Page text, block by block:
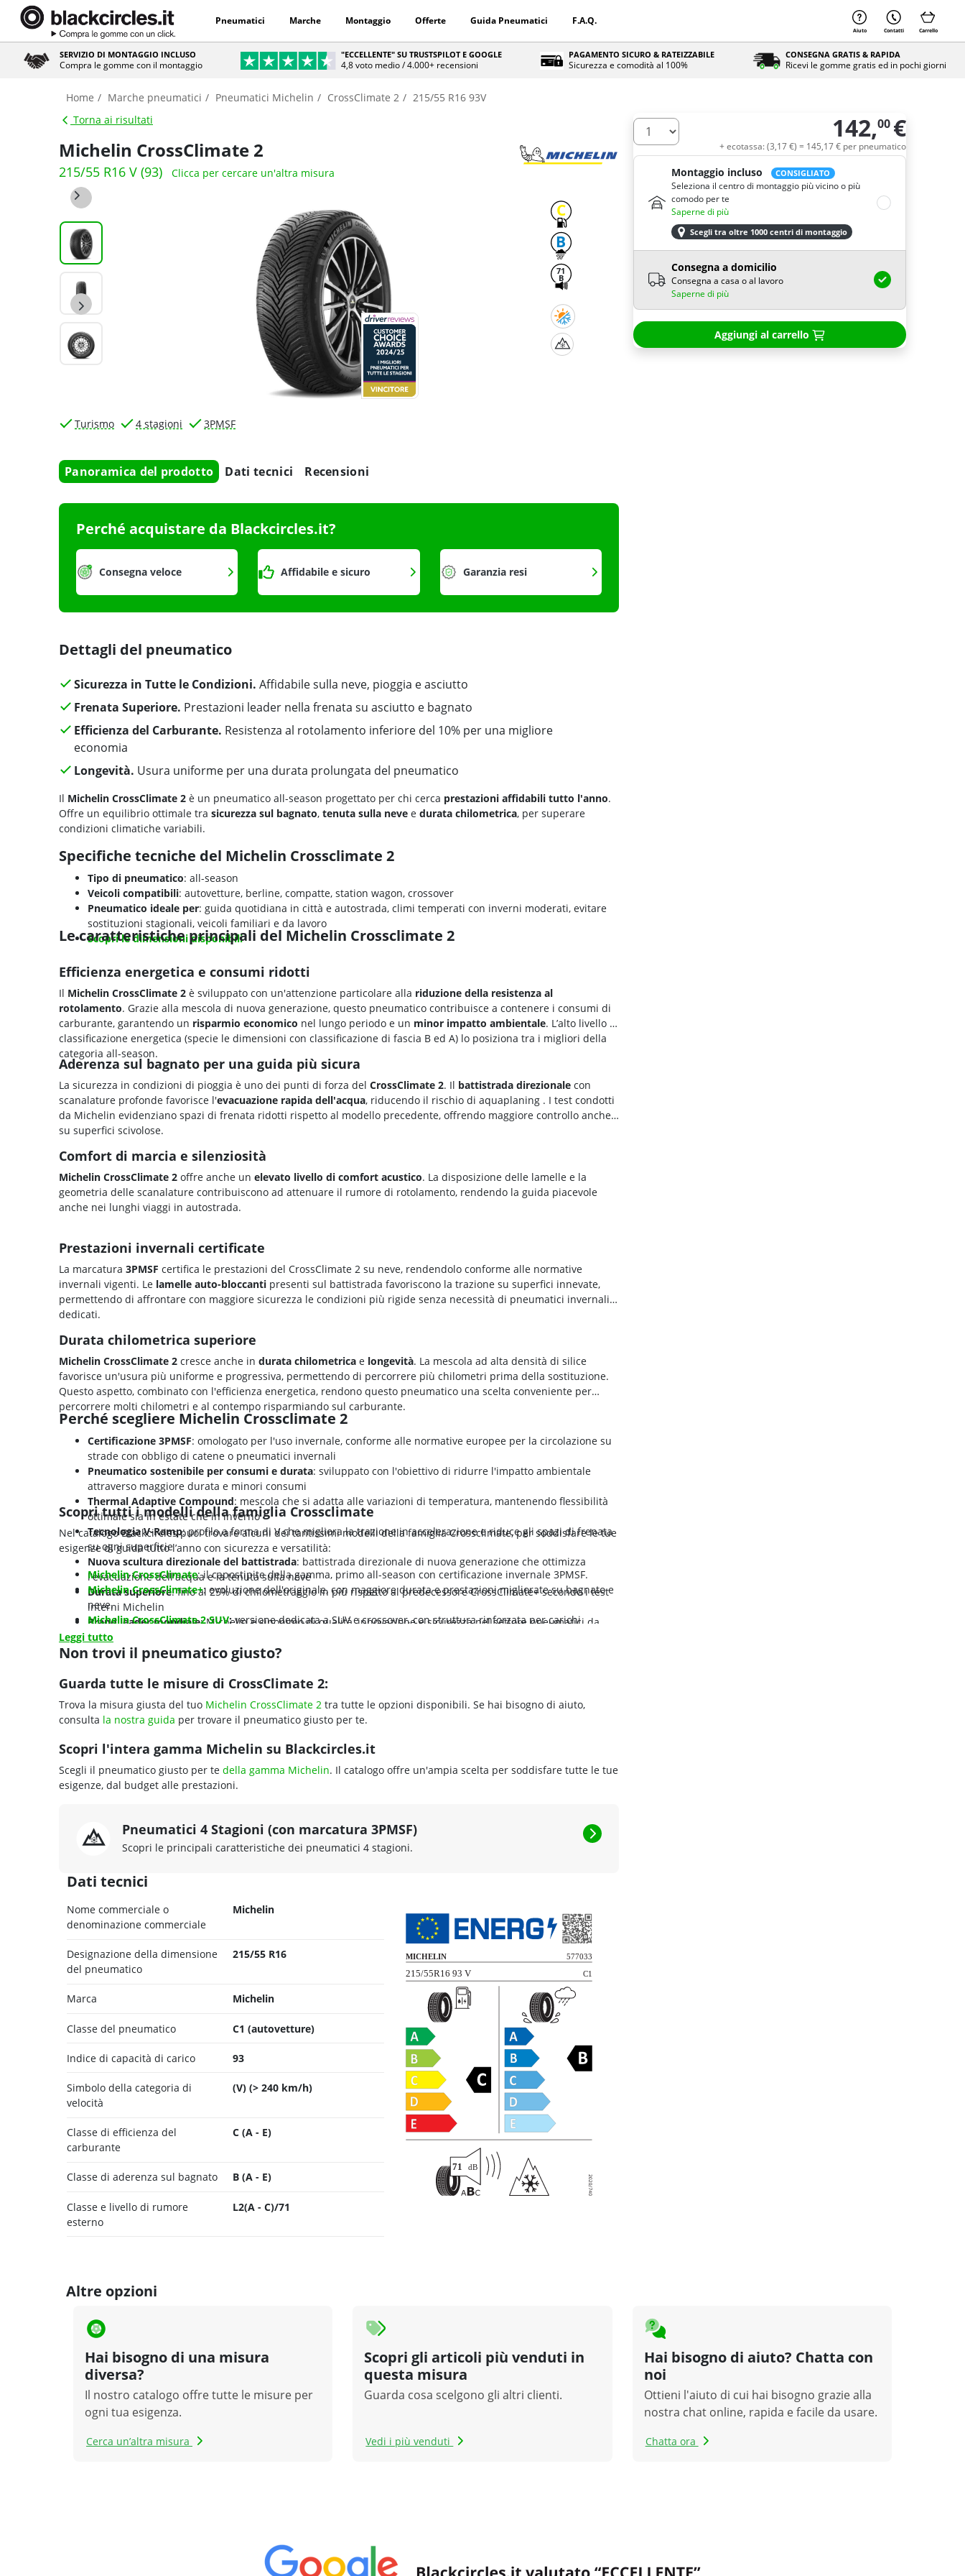
Pneumatici Marche Montaggio Offerte Guida Pneumatici F.A.Q.
Aiuto Contatti Carrello
SERVIZIO DI MONTAGGIO INCLUSO
Compra le gomme con il montaggio
"ECCELLENTE" SU TRUSTSPILOT E GOOGLE
4,8 voto medio / 4.000+ recensioni
PAGAMENTO SICURO & RATEIZZABILE
Sicurezza e comodità al 100%
CONSEGNA GRATIS & RAPIDA
Ricevi le gomme gratis ed in pochi giorni
Home Marche pneumatici Pneumatici Michelin CrossClimate 2
215/55 R16 93V
Torna ai risultati
Michelin CrossClimate 2
215/55 R16 V (93) Clicca per cercare un'altra misura
C
B
71
B
Turismo 4 stagioni 3PMSF
Panoramica del prodotto Dati tecnici Recensioni
Perché acquistare da Blackcircles.it?
Consegna veloce Affidabile e sicuro Garanzia resi
Dettagli del pneumatico
Sicurezza in Tutte le Condizioni. Affidabile sulla neve, pioggia e asciutto
Frenata Superiore. Prestazioni leader nella frenata su asciutto e bagnato
Efficienza del Carburante. Resistenza al rotolamento inferiore del 10% per una migliore
economia
Longevità. Usura uniforme per una durata prolungata del pneumatico
Il Michelin CrossClimate 2 è un pneumatico all-season progettato per chi cerca prestazioni affidabili tutto l'anno.
Offre un equilibrio ottimale tra sicurezza sul bagnato, tenuta sulla neve e durata chilometrica, per superare
condizioni climatiche variabili.
Specifiche tecniche del Michelin Crossclimate 2
Tipo di pneumatico: all-season
Veicoli compatibili: autovetture, berline, compatte, station wagon, crossover
Pneumatico ideale per: guida quotidiana in città e autostrada, climi temperati con inverni moderati, evitare
sostituzioni stagionali, veicoli familiari e da lavoro
Scopri le dimensioni disponibili
Le caratteristiche principali del Michelin Crossclimate 2
Efficienza energetica e consumi ridotti
Il Michelin CrossClimate 2 è sviluppato con un'attenzione particolare alla riduzione della resistenza al
rotolamento. Grazie alla mescola di nuova generazione, questo pneumatico contribuisce a contenere i consumi di
carburante, garantendo un risparmio economico nel lungo periodo e un minor impatto ambientale. L’alto livello di
classificazione energetica (specie le dimensioni con classificazione di fascia B ed A) lo posiziona tra i migliori della
categoria all-season.
Aderenza sul bagnato per una guida più sicura
La sicurezza in condizioni di pioggia è uno dei punti di forza del CrossClimate 2. Il battistrada direzionale con
scanalature profonde favorisce l'evacuazione rapida dell'acqua, riducendo il rischio di aquaplaning . I test condotti
da Michelin evidenziano spazi di frenata ridotti rispetto al modello precedente, offrendo maggiore controllo anche
su superfici scivolose.
Comfort di marcia e silenziosità
Michelin CrossClimate 2 offre anche un elevato livello di comfort acustico. La disposizione delle lamelle e la
geometria delle scanalature contribuiscono ad attenuare il rumore di rotolamento, rendendo la guida piacevole
anche nei lunghi viaggi in autostrada.
Prestazioni invernali certificate
La marcatura 3PMSF certifica le prestazioni del CrossClimate 2 su neve, rendendolo conforme alle normative
invernali vigenti. Le lamelle auto-bloccanti presenti sul battistrada favoriscono la trazione su superfici innevate,
permettendo di affrontare con maggiore sicurezza le condizioni più rigide senza necessità di pneumatici invernali
dedicati.
Durata chilometrica superiore
Michelin CrossClimate 2 cresce anche in durata chilometrica e longevità. La mescola ad alta densità di silice
favorisce un'usura più uniforme e progressiva, permettendo di percorrere più chilometri prima della sostituzione.
Questo aspetto, combinato con l'efficienza energetica, rendono questo pneumatico una scelta conveniente per
percorrere molti chilometri e al contempo risparmiando sul carburante.
Perché scegliere Michelin Crossclimate 2
Certificazione 3PMSF: omologato per l'uso invernale, conforme alle normative europee per la circolazione su
strade con obbligo di catene o pneumatici invernali
Pneumatico sostenibile per consumi e durata: sviluppato con l'obiettivo di ridurre l'impatto ambientale
attraverso maggiore durata e minori consumi
Thermal Adaptive Compound: mescola che si adatta alle variazioni di temperatura, mantenendo flessibilità
ottimale sia in estate che in inverno
Tecnologia V-Ramp: profilo a forma di V che migliora la trazione in accelerazione e riduce gli spazi di frenata
su ogni superficie
Nuova scultura direzionale del battistrada: battistrada direzionale di nuova generazione che ottimizza
l'evacuazione dell'acqua e la tenuta sulla neve
Durata superiore: fino al 25% di chilometraggio in più rispetto al predecessore CrossClimate+ secondo i test
interni Michelin
Brand leader mondiale: Michelin è sinonimo di qualità, innovazione e sicurezza nel settore pneumatici da
oltre 130 anni
Scopri tutti i modelli della famiglia Crossclimate
Nel catalogo Blackcircles puoi trovare alcuni dei tantissimi modelli della famiglia Crossclimate, per soddisfare le tue
esigenze di guida tutto l’anno con sicurezza e versatilità:
Michelin CrossClimate: il capostipite della gamma, primo all-season con certificazione invernale 3PMSF.
Michelin CrossClimate+: evoluzione dell'originale, con maggiore durata e prestazioni migliorate su bagnato e
neve.
Michelin CrossClimate 2 SUV:versione dedicata a SUV e crossover, con struttura rinforzata per carichi
maggiori e spalle ottimizzate
Michelin CrossClimate 3:nuova generazione 2024 con prestazioni migliorate su bagnato e maggiore
efficienza energetica
Michelin CrossClimate Camping:sviluppato per camper e van, con fianco rinforzato e portata elevata per
Leggi tutto
Non trovi il pneumatico giusto?
Guarda tutte le misure di CrossClimate 2:
Trova la misura giusta del tuo Michelin CrossClimate 2 tra tutte le opzioni disponibili. Se hai bisogno di aiuto,
consulta la nostra guida per trovare il pneumatico giusto per te.
Scopri l'intera gamma Michelin su Blackcircles.it
Scegli il pneumatico giusto per te della gamma Michelin. Il catalogo offre un'ampia scelta per soddisfare tutte le tue
esigenze, dal budget alle prestazioni.
Pneumatici 4 Stagioni (con marcatura 3PMSF)
Scopri le principali caratteristiche dei pneumatici 4 stagioni.
Dati tecnici
Nome commerciale o
denominazione commerciale
Michelin
Designazione della dimensione
del pneumatico
215/55 R16
Marca Michelin
Classe del pneumatico C1 (autovetture)
Indice di capacità di carico 93
Simbolo della categoria di
velocità
(V) (> 240 km/h)
Classe di efficienza del
carburante
C (A - E)
Classe di aderenza sul bagnato B (A - E)
Classe e livello di rumore
esterno
L2(A - C)/71
Quantità 142,00 €
+ ecotassa: (3,17€) = 145,17€ per pneumatico
Montaggio incluso CONSIGLIATO
Seleziona il centro di montaggio più vicino o più
comodo per te
Saperne di più
Scegli tra oltre 1000 centri di montaggio
Consegna a domicilio
Consegna a casa o al lavoro
Saperne di più
Aggiungi al carrello
Altre opzioni
Hai bisogno di una misura
diversa?
Il nostro catalogo offre tutte le misure per
ogni tua esigenza.
Cerca un’altra misura
Scopri gli articoli più venduti in
questa misura
Guarda cosa scelgono gli altri clienti.
Vedi i più venduti
Hai bisogno di aiuto? Chatta con
noi
Ottieni l'aiuto di cui hai bisogno grazie alla
nostra chat online, rapida e facile da usare.
Chatta ora